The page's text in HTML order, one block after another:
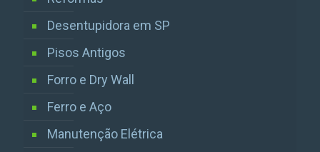
Desentupidora em SP
Pisos Antigos
Forro e Dry Wall
Ferro e Aço
Manutenção Elétrica